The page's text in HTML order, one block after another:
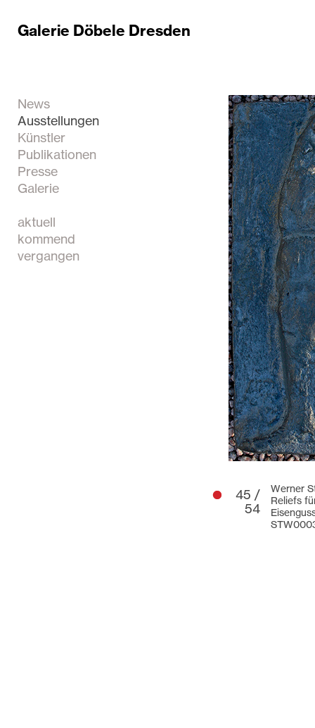
Galerie Döbele Dresden
News
Ausstellungen
Künstler
Publikationen
Presse
Galerie
aktuell
kommend
vergangen
45 /
54
Werner
Reliefs